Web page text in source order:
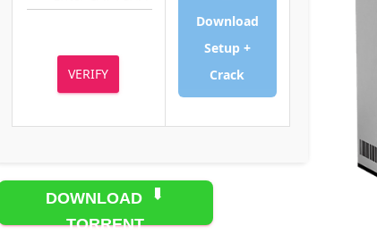
Download
Setup +
Crack
VERIFY
DOWNLOAD
TORRENT